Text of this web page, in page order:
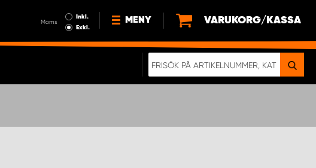
Moms
Inkl.
Exkl.
MENY
NYHETER
VARUKORG/KASSA